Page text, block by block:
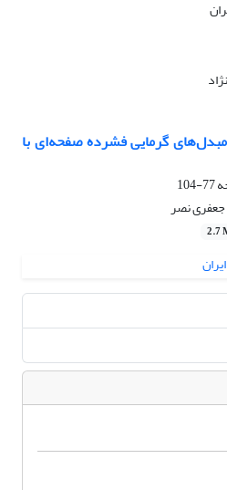
گرمایی‌ فشرده صفحه‌ای با
77-104
جعفری نصر
2.7